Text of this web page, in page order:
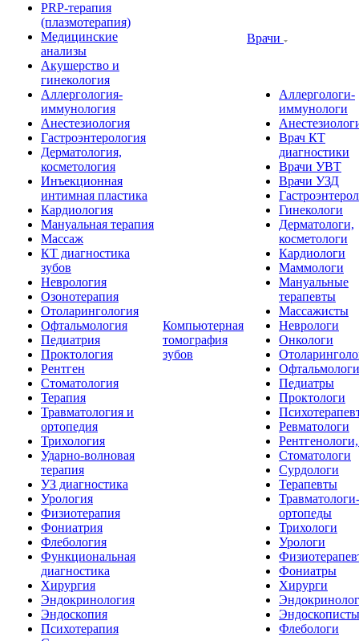
PRP-терапия
(плазмотерапия)
Медицинские
анализы
Акушерство и
гинекология
Аллергология-
иммунология
Анестезиология
Гастроэнтерология
Дерматология,
косметология
Инъекционная
интимная пластика
Кардиология
Мануальная терапия
Массаж
КТ диагностика
зубов
Неврология
Озонотерапия
Отоларингология
Офтальмология
Педиатрия
Проктология
Рентген
Стоматология
Терапия
Травматология и
ортопедия
Трихология
Ударно-волновая
терапия
УЗ диагностика
Урология
Физиотерапия
Фониатрия
Флебология
Функциональная
диагностика
Хирургия
Эндокринология
Эндоскопия
Психотерапия
Компьютерная
томография
зубов
Врачи
Аллергологи-
иммунологи
Врач КТ
диагностики
Врачи УВТ
Врачи УЗД
Гинекологи
Дерматологи,
косметологи
Кардиологи
Маммологи
Мануальные
терапевты
Массажисты
Неврологи
Онкологи
Офтальмологи
Педиатры
Проктологи
Ревматологи
Стоматологи
Сурдологи
Терапевты
Травматологи-
ортопеды
Трихологи
Урологи
Фониатры
Хирурги
Эндоскописты
Флебологи